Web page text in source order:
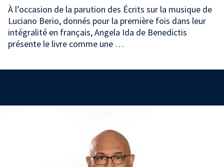
À l’occasion de la parution des Écrits sur la musique de
Luciano Berio, donnés pour la première fois dans leur
intégralité en français, Angela Ida de Benedictis
présente le livre comme une …